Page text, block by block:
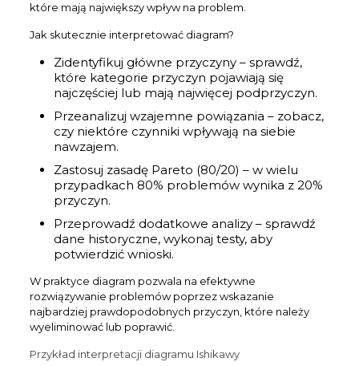
które mają największy wpływ na problem.
Jak skutecznie interpretować diagram?
Zidentyfikuj główne przyczyny – sprawdź,
które kategorie przyczyn pojawiają się
najczęściej lub mają najwięcej podprzyczyn.
Przeanalizuj wzajemne powiązania – zobacz,
czy niektóre czynniki wpływają na siebie
nawzajem.
Zastosuj zasadę Pareto (80/20) – w wielu
przypadkach 80% problemów wynika z 20%
przyczyn.
Przeprowadź dodatkowe analizy – sprawdź
dane historyczne, wykonaj testy, aby
potwierdzić wnioski.
W praktyce diagram pozwala na efektywne
rozwiązywanie problemów poprzez wskazanie
najbardziej prawdopodobnych przyczyn, które należy
wyeliminować lub poprawić.
Przykład interpretacji diagramu Ishikawy